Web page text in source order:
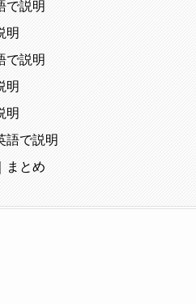
で説明
明
で説明
明
明
語で説明
まとめ